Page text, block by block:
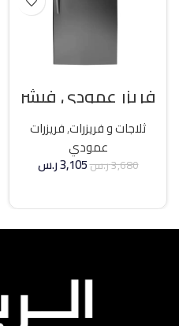
فريزر عمودي فيشر
21 قدم انفرتر – فضي
ثلاجات و فريزرات,فريزرات
عمودي
3,680ر.س3,105ر.س